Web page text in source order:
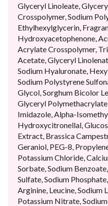
Glyceryl Linoleate,
Crosspolymer, Sodium
Ethylhexylglycerin,
Hydroxyacetophenone,
Acrylate Crosspolymer,
Acetate, Glyceryl
Sodium Hyaluronate,
Sodium Polystyrene
Glycol, Sorghum Bicolor
Glyceryl
Imidazole, Alpha-
Hydroxycitronellal,
Extract, Brassica
Geraniol, PEG-8,
Potassium Chloride,
Sorbate, Sodium
Sulfate, Sodium
Arginine, Leucine, Sodium
Potassium Nitrate,